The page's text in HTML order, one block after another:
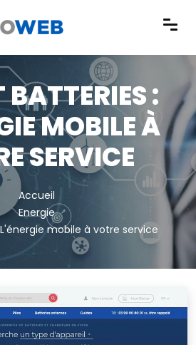
cookies
:
MOBILE À
SERVICE
Accueil
Energie
mobile à votre service